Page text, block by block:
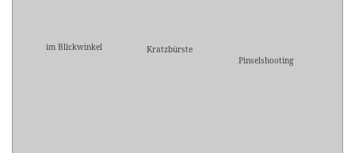
im Blickwinkel
Kratzbürste
Pinselshooting